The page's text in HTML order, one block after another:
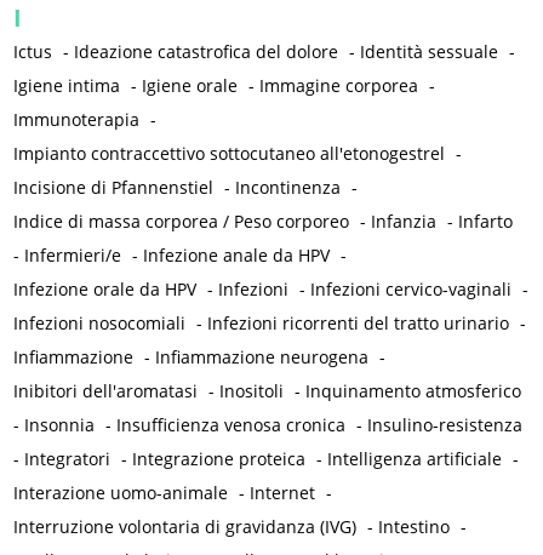
I
Ictus - Ideazione catastrofica del dolore - Identità sessuale -
Igiene intima - Igiene orale - Immagine corporea -
Immunoterapia -
Impianto contraccettivo sottocutaneo all'etonogestrel -
Incisione di Pfannenstiel - Incontinenza -
Indice di massa corporea / Peso corporeo - Infanzia - Infarto
- Infermieri/e - Infezione anale da HPV -
Infezione orale da HPV - Infezioni - Infezioni cervico-vaginali -
Infezioni nosocomiali - Infezioni ricorrenti del tratto urinario -
Infiammazione - Infiammazione neurogena -
Inibitori dell'aromatasi - Inositoli - Inquinamento atmosferico
- Insonnia - Insufficienza venosa cronica - Insulino-resistenza
- Integratori - Integrazione proteica - Intelligenza artificiale -
Interazione uomo-animale - Internet -
Interruzione volontaria di gravidanza (IVG) - Intestino -